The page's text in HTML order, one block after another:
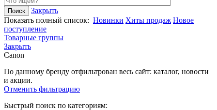
Закрыть
Показать полный список: Новинки Хиты продаж Новое
поступление
Товарные группы
Закрыть
Canon
По данному бренду отфильтрован весь сайт: каталог, новости
и акции.
Отменить фильтрацию
Быстрый поиск по категориям: